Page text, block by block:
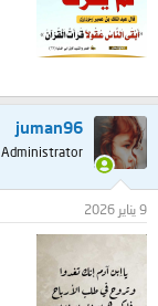
juman96
Administrator
9 يناير 2026